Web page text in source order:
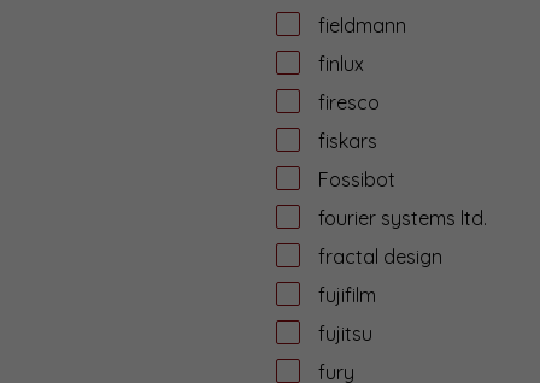
fieldmann
finlux
firesco
fiskars
Fossibot
fourier systems ltd.
fractal design
fujifilm
fujitsu
fury